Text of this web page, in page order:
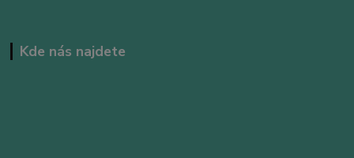
Kde nás najdete